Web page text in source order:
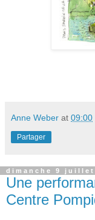
Anne Weber at 09:00
Partager
dimanche 9 juillet
Une
Centre